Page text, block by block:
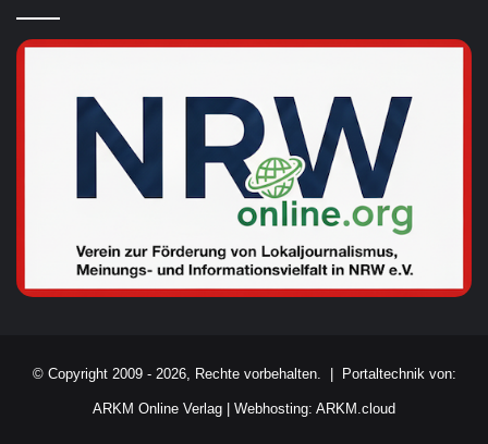
© Copyright 2009 - 2026, Rechte vorbehalten. | Portaltechnik von:
ARKM Online Verlag Webhosting: ARKM.cloud